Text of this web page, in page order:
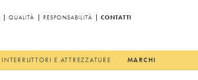
QUALITÀ RESPONSABILITÀ CONTATTI
INTERRUTTORI E ATTREZZATURE MARCHI